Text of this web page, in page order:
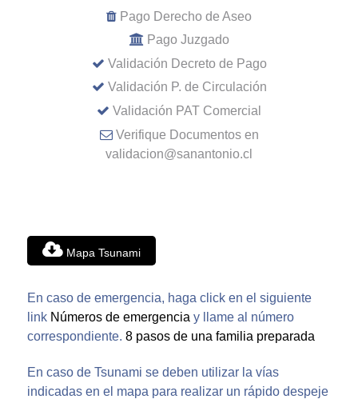
Pago Derecho de Aseo
Pago Juzgado
Validación Decreto de Pago
Validación P. de Circulación
Validación PAT Comercial
Verifique Documentos en
validacion@sanantonio.cl
Mapa Tsunami
En caso de emergencia, haga click en el siguiente
link Números de emergencia y llame al número
correspondiente. 8 pasos de una familia preparada
En caso de Tsunami se deben utilizar la vías
indicadas en el mapa para realizar un rápido despeje